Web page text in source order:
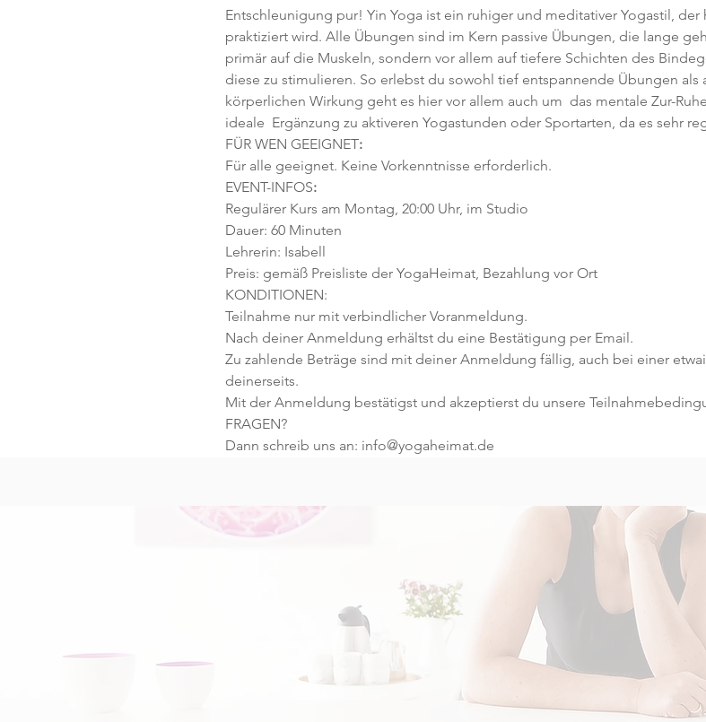
Entschleunigung pur! Yin Yoga ist ein ruhiger und meditativer Yogastil,
praktiziert wird. Alle Übungen sind im Kern passive Übungen, die lange
primär auf die Muskeln, sondern vor allem auf tiefere Schichten des
diese zu stimulieren. So erlebst du sowohl tief entspannende Übungen als
körperlichen Wirkung geht es hier vor allem auch um  das mentale Zur-
ideale  Ergänzung zu aktiveren Yogastunden oder Sportarten, da es sehr
FÜR WEN GEEIGNET:
Für alle geeignet. Keine Vorkenntnisse erforderlich.
EVENT-INFOS:
Regulärer Kurs am Montag, 20:00 Uhr, im Studio
Dauer: 60 Minuten
Lehrerin: Isabell
Preis: gemäß Preisliste der YogaHeimat, Bezahlung vor Ort
KONDITIONEN:
Teilnahme nur mit verbindlicher Voranmeldung.
Nach deiner Anmeldung erhältst du eine Bestätigung per Email.
Zu zahlende Beträge sind mit deiner Anmeldung fällig, auch bei einer
deinerseits.
Mit der Anmeldung bestätigst und akzeptierst du unsere
FRAGEN?
Dann schreib uns an: info@yogaheimat.de